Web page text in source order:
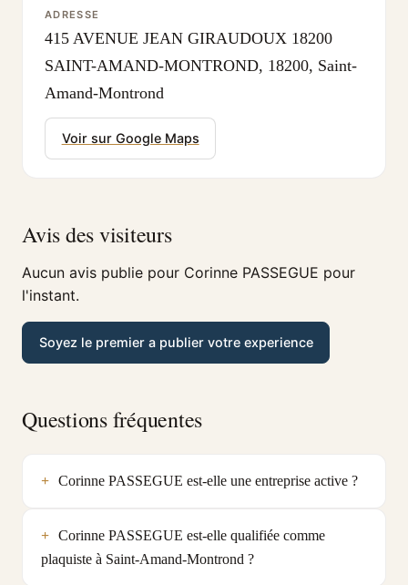
ADRESSE
415 AVENUE JEAN GIRAUDOUX 18200
SAINT-AMAND-MONTROND, 18200, Saint-
Amand-Montrond
Voir sur Google Maps
Avis des visiteurs
Aucun avis publie pour Corinne PASSEGUE pour
l'instant.
Soyez le premier a publier votre experience
Questions fréquentes
Corinne PASSEGUE est-elle une entreprise active ?
Corinne PASSEGUE est-elle qualifiée comme
plaquiste à Saint-Amand-Montrond ?